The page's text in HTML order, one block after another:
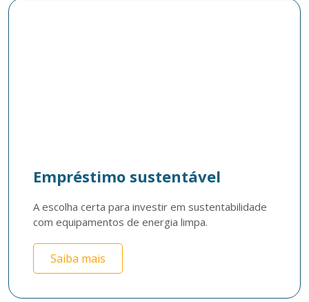
Empréstimo sustentável
A escolha certa para investir em sustentabilidade
com equipamentos de energia limpa.
Saiba mais